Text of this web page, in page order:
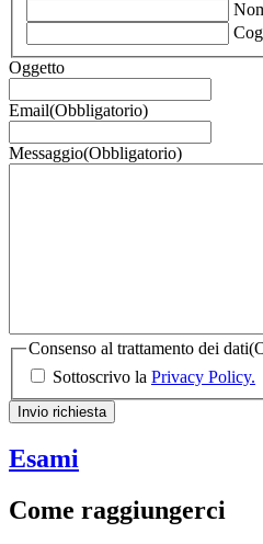
Oggetto
Email(Obbligatorio)
Messaggio(Obbligatorio)
Consenso al trattamento dei dati
Sottoscrivo la Privacy Policy.
Invio richiesta
Esami
Come raggiungerci